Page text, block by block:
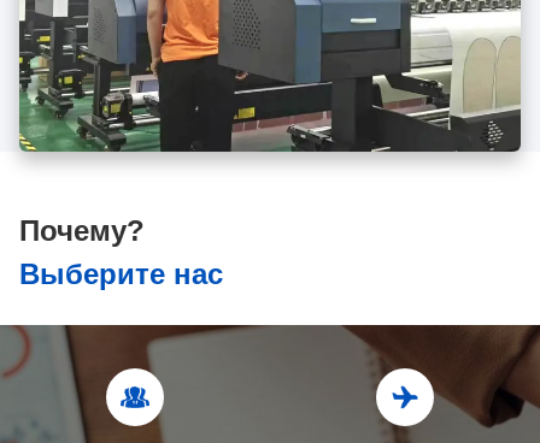
Почему?
Выберите нас